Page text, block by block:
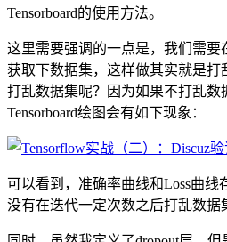
Tensorboard的使用方法。
这里需要强调的一点是，我们需要
获取下数据集，这样做其实就是
打乱数据集呢？因为如果不打乱数
Tensorboard绘图会有如下现象：
可以看到，准确率曲线和Loss曲线
没有在迭代一定次数之后打乱数据